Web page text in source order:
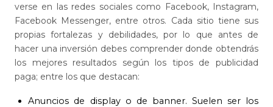
verse en las redes sociales como Facebook, Instagram,
Facebook Messenger, entre otros. Cada sitio tiene sus
propias fortalezas y debilidades, por lo que antes de
hacer una inversión debes comprender donde obtendrás
los mejores resultados según los tipos de publicidad
paga; entre los que destacan:
Anuncios de display o de banner. Suelen ser los